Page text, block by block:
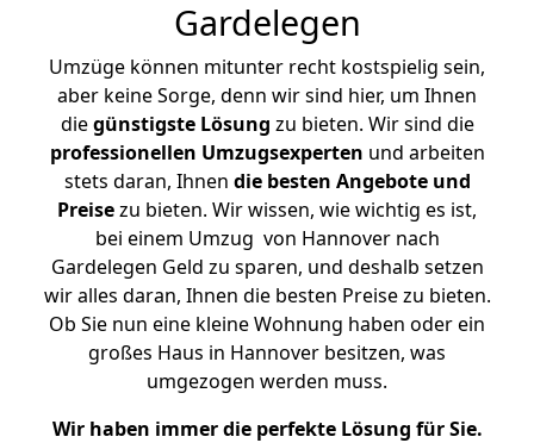
Gardelegen
Umzüge können mitunter recht kostspielig sein,
aber keine Sorge, denn wir sind hier, um Ihnen
diegünstigste Lösung zu bieten. Wir sind die
professionellen Umzugsexperten und arbeiten
stets daran, Ihnen die besten Angebote und
Preisezu bieten. Wir wissen, wie wichtig es ist,
bei einem Umzug von Hannover nach
Gardelegen Geld zu sparen, und deshalb setzen
wir alles daran, Ihnen die besten Preise zu bieten.
Ob Sie nun eine kleine Wohnung haben oder ein
großes Haus in Hannover besitzen, was
umgezogen werden muss.
Wir haben immer die perfekte Lösung für Sie.